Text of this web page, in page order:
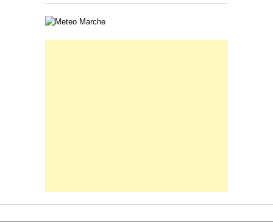
Carta meteorologica delle Marche